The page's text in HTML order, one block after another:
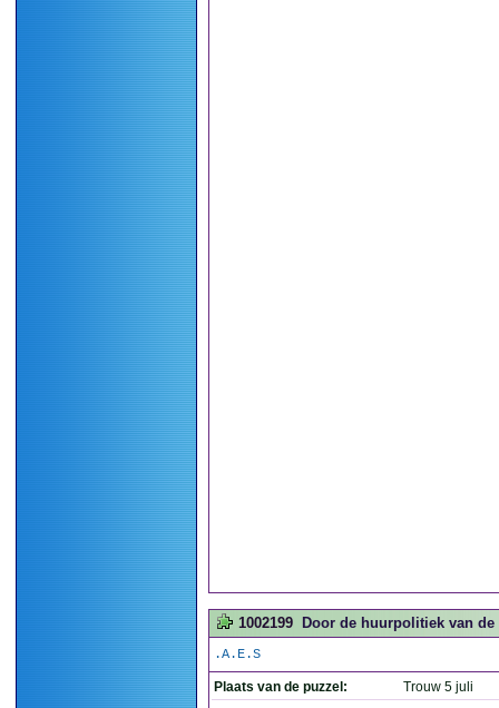
1002199 Door de huurpolitiek van
.A.E.S
Plaats van de puzzel: Trouw 5 juli